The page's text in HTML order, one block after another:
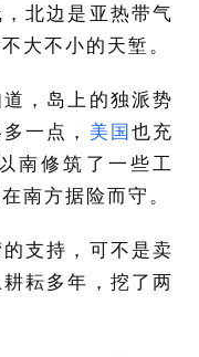
北边是亚热带气
大不小的天堑。
，岛上的独派势
一点， 美国 也充
南修筑了一些工
南方据险而守。
支持，可不是卖
耘多年，挖了两